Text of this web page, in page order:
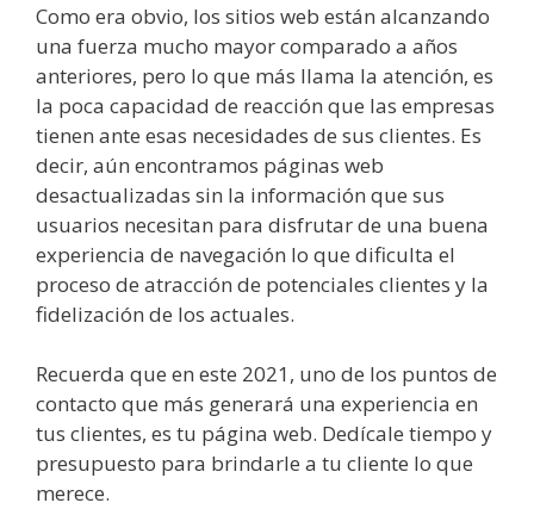
Como era obvio, los sitios web están alcanzando
una fuerza mucho mayor comparado a años
anteriores, pero lo que más llama la atención, es
la poca capacidad de reacción que las empresas
tienen ante esas necesidades de sus clientes. Es
decir, aún encontramos páginas web
desactualizadas sin la información que sus
usuarios necesitan para disfrutar de una buena
experiencia de navegación lo que dificulta el
proceso de atracción de potenciales clientes y la
fidelización de los actuales.
Recuerda que en este 2021, uno de los puntos de
contacto que más generará una experiencia en
tus clientes, es tu página web. Dedícale tiempo y
presupuesto para brindarle a tu cliente lo que
merece.